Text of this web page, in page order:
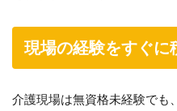
現場の経験をすぐに
介護現場は無資格未経験でも